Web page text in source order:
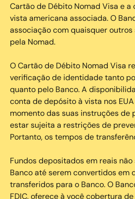
Cartão de Débito Nomad Visa e
vista americana associada. O
associação com quaisquer
pela Nomad.
O Cartão de Débito Nomad Visa
verificação de identidade tanto
quanto pelo Banco. A
conta de depósito à vista nos
momento das suas instruções de
estar sujeita a restrições de
Portanto, os tempos de
Fundos depositados em reais
Banco até serem convertidos em
transferidos para o Banco. O
FDIC, oferece à você cobertura